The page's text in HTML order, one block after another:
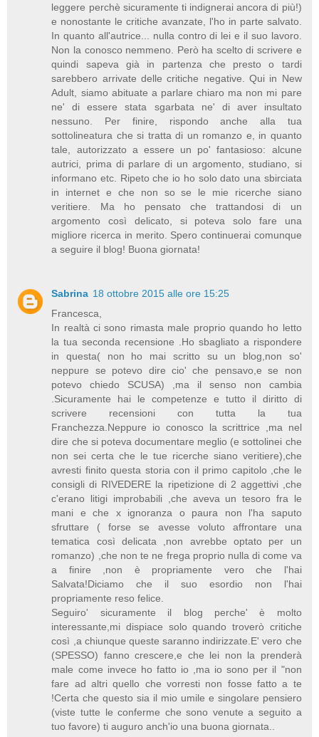
leggere perchè sicuramente ti indignerai ancora di più!)
e nonostante le critiche avanzate, l'ho in parte salvato.
In quanto all'autrice... nulla contro di lei e il suo lavoro.
Non la conosco nemmeno. Però ha scelto di scrivere e
quindi sapeva già in partenza che presto o tardi
sarebbero arrivate delle critiche negative. Qui in New
Adult, siamo abituate a parlare chiaro ma non mi pare
ne' di essere stata sgarbata ne' di aver insultato
nessuno. Per finire, rispondo anche alla tua
sottolineatura che si tratta di un romanzo e, in quanto
tale, autorizzato a essere un po' fantasioso: alcune
autrici, prima di parlare di un argomento, studiano, si
informano etc. Ripeto che io ho solo dato una sbirciata
in internet e che non so se le mie ricerche siano
veritiere. Ma ho pensato che trattandosi di un
argomento così delicato, si poteva solo fare una
migliore ricerca in merito. Spero continuerai comunque
a seguire il blog! Buona giornata!
Sabrina 18 ottobre 2015 alle ore 15:25
Francesca,
In realtà ci sono rimasta male proprio quando ho letto
la tua seconda recensione .Ho sbagliato a rispondere
in questa( non ho mai scritto su un blog,non so'
neppure se potevo dire cio' che pensavo,e se non
potevo chiedo SCUSA) ,ma il senso non cambia
.Sicuramente hai le competenze e tutto il diritto di
scrivere recensioni con tutta la tua
Franchezza.Neppure io conosco la scrittrice ,ma nel
dire che si poteva documentare meglio (e sottolinei che
non sei certa che le tue ricerche siano veritiere),che
avresti finito questa storia con il primo capitolo ,che le
consigli di RIVEDERE la ripetizione di 2 aggettivi ,che
c'erano litigi improbabili ,che aveva un tesoro fra le
mani e che x ignoranza o paura non l'ha saputo
sfruttare ( forse se avesse voluto affrontare una
tematica così delicata ,non avrebbe optato per un
romanzo) ,che non te ne frega proprio nulla di come va
a finire ,non è propriamente vero che l'hai
Salvata!Diciamo che il suo esordio non l'hai
propriamente reso felice.
Seguiro' sicuramente il blog perche' è molto
interessante,mi dispiace solo quando troverò critiche
così ,a chiunque queste saranno indirizzate.E' vero che
(SPESSO) fanno crescere,e che lei non la prenderà
male come invece ho fatto io ,ma io sono per il "non
fare ad altri quello che vorresti non fosse fatto a te
!Certa che questo sia il mio umile e singolare pensiero
(viste tutte le conferme che sono venute a seguito a
tuo favore) ti auguro anch'io una buona giornata..